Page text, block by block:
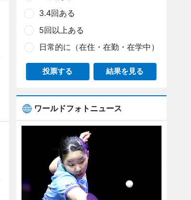
3.4回ある
5回以上ある
日常的に（在住・在勤・在学中）
投票する 結果を見る
ワールドフォトニュース